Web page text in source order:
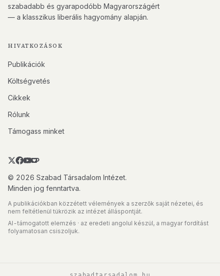
szabadabb és gyarapodóbb Magyarországért
— a klasszikus liberális hagyomány alapján.
HIVATKOZÁSOK
Publikációk
Költségvetés
Cikkek
Rólunk
Támogass minket
© 2026 Szabad Társadalom Intézet.
Minden jog fenntartva.
A publikációkban közzétett vélemények a szerzők saját nézetei, és
nem feltétlenül tükrözik az intézet álláspontját.
AI-támogatott elemzés · az eredeti angolul készül, a magyar fordítást
folyamatosan csiszoljuk.